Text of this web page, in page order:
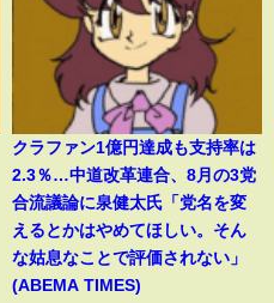
クラファン1億円達成も支持率は
2.3％…中道改革連合、8月の3党
合流議論に泉健太氏「党名を変
えるとかはやめてほしい。そん
な姑息なことで評価されない」
(ABEMA TIMES)